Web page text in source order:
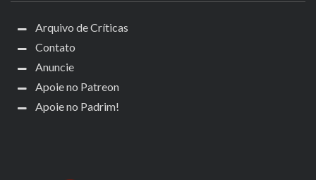
Arquivo de Críticas
Contato
Anuncie
Apoie no Patreon
Apoie no Padrim!